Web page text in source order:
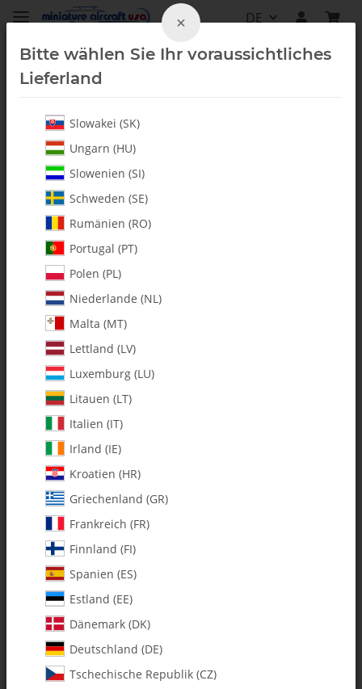
DE
Kleinteile
0059-4 2.5 x 12mm Socket Bolt -
Pack of 5
Artikelnummer:
Kategorie:Kleinteile
×
Bitte wählen Sie Ihr voraussichtliches
Lieferland
Slowakei (SK)
Ungarn (HU)
Slowenien (SI)
Schweden (SE)
Rumänien (RO)
Portugal (PT)
Polen (PL)
Niederlande (NL)
Malta (MT)
Lettland (LV)
Luxemburg (LU)
Litauen (LT)
Italien (IT)
Irland (IE)
Kroatien (HR)
Griechenland (GR)
Frankreich (FR)
Finnland (FI)
Spanien (ES)
Estland (EE)
Dänemark (DK)
Deutschland (DE)
Tschechische Republik (CZ)